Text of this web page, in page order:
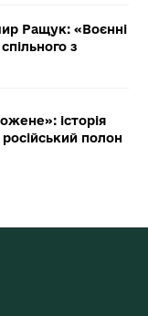
Ращук: «Воєнні
з
історія
полон